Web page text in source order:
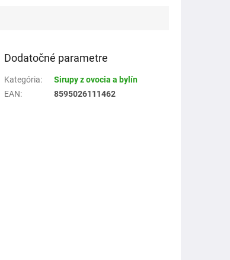
Dodatočné parametre
Kategória:
Sirupy z ovocia a bylín
EAN: 8595026111462